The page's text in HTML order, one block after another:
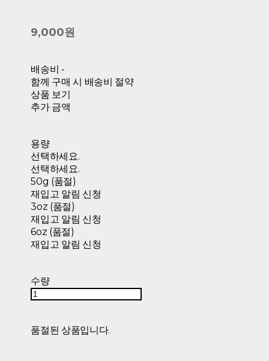
9,000원
배송비 -
함께 구매 시 배송비 절약
상품 보기
추가 금액
용량
선택하세요.
선택하세요.
50g (품절)
재입고 알림 신청
3oz (품절)
재입고 알림 신청
6oz (품절)
재입고 알림 신청
수량
품절된 상품입니다.